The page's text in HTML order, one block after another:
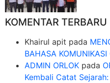
KOMENTAR TERBARU
Khairul apit pada
BAHASA KOMUNIKASI
ADMIN ORLOK pada
Kembali Catat